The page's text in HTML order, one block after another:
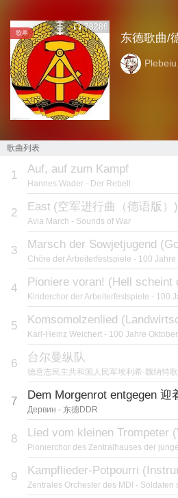
歌单
78286
东德歌曲/
歌曲列表
1 Auf, auf zum Kampf
Hannes Wader - Der Rebell
2 East (空军进行曲（德语版） )
Avia March - Sounds of War
3
Chöre der Arbeiterfestspiele - 100
4 Pioniere voran! (Hell scheint
Kinderchor der Arbeiterfestspiele - 100
5 Komsomolzenlied
Karl-Heinz Weichert - 100 Jahre
6 台尔曼纵队
德意志民主共和国人民军埃利希·魏纳特
7 Dem Morgenrot entgegen 迎
Дервин - 东德DDR
8
9 Kampflieder-Potpourri
Zentrales Orchester des MDI - Soldaten